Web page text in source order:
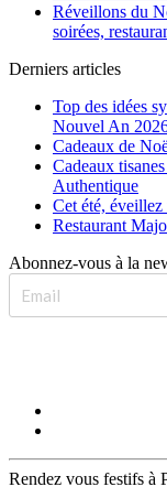
Réveillons du
soirées,
Derniers articles
Top des idées
Nouvel An
Cadeaux de
Cadeaux
Authentique
Cet été,
Restaurant
Abonnez-vous à la
Rendez vous festifs à